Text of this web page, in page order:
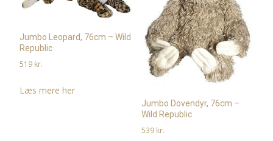
Jumbo Leopard, 76cm – Wild
Republic
519 kr.
Læs mere her
Jumbo Dovendyr, 76cm –
Wild Republic
539 kr.